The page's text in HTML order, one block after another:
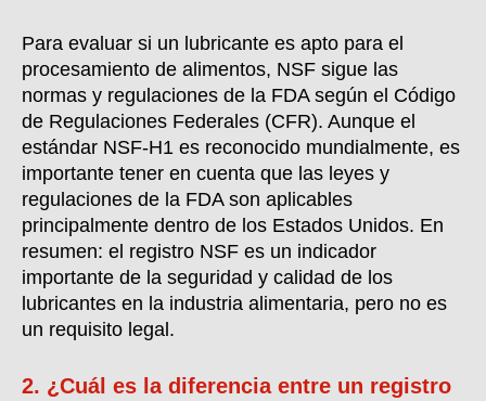
Para evaluar si un lubricante es apto para el
procesamiento de alimentos, NSF sigue las
normas y regulaciones de la FDA según el Código
de Regulaciones Federales (CFR). Aunque el
estándar NSF-H1 es reconocido mundialmente, es
importante tener en cuenta que las leyes y
regulaciones de la FDA son aplicables
principalmente dentro de los Estados Unidos. En
resumen: el registro NSF es un indicador
importante de la seguridad y calidad de los
lubricantes en la industria alimentaria, pero no es
un requisito legal.
2. ¿Cuál es la diferencia entre un registro